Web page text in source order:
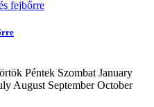
Péntek Szombat January
August September October